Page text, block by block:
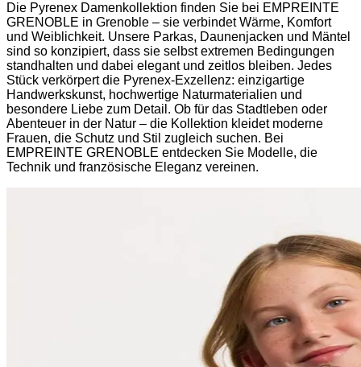
Die Pyrenex Damenkollektion finden Sie bei EMPREINTE
GRENOBLE in Grenoble – sie verbindet Wärme, Komfort
und Weiblichkeit. Unsere Parkas, Daunenjacken und Mäntel
sind so konzipiert, dass sie selbst extremen Bedingungen
standhalten und dabei elegant und zeitlos bleiben. Jedes
Stück verkörpert die Pyrenex-Exzellenz: einzigartige
Handwerkskunst, hochwertige Naturmaterialien und
besondere Liebe zum Detail. Ob für das Stadtleben oder
Abenteuer in der Natur – die Kollektion kleidet moderne
Frauen, die Schutz und Stil zugleich suchen. Bei
EMPREINTE GRENOBLE entdecken Sie Modelle, die
Technik und französische Eleganz vereinen.